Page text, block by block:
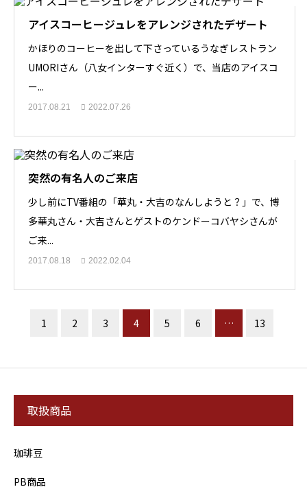
アイスコーヒージュレをアレンジされたデザート
かほりのコーヒーを出して下さっているうなぎレストラン
UMORIさん（八女インターすぐ近く）で、当店のアイスコ
ー...
2017.08.21 2022.07.26
突然の有名人のご来店
少し前にTV番組の「華丸・大吉のなんしようと？」で、博
多華丸さん・大吉さんとゲストのケンドーコバヤシさんが
ご来...
2017.08.18 2022.02.04
1 2 3 4 5 6 … 13
取扱商品
珈琲豆
PB商品